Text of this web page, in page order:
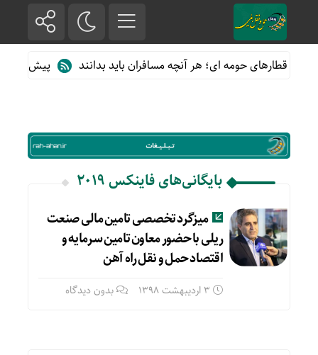
از قطارهای حومه ای؛ هر آنچه مسافران باید بدانند پیش فروش
بایگانی‌های فاینکس 2019
میزگرد تخصصی تامین مالی صنعت
ریلی با حضور معاون تامین سرمایه و
اقتصاد حمل و نقل راه آهن
3 اردیبهشت 1398 بدون دیدگاه